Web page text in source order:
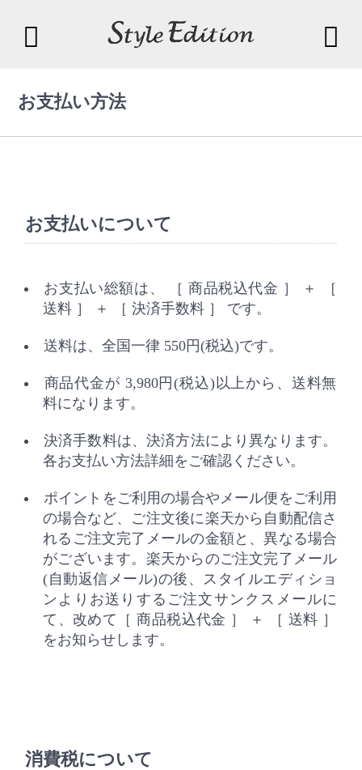
お支払い方法
お支払いについて
お支払い総額は、 ［ 商品税込代金 ］ ＋ ［
送料 ］ ＋ ［ 決済手数料 ］ です。
送料は、全国一律 550円(税込)です。
商品代金が 3,980円(税込)以上から、送料無
料になります。
決済手数料は、決済方法により異なります。
各お支払い方法詳細をご確認ください。
ポイントをご利用の場合やメール便をご利用
の場合など、ご注文後に楽天から自動配信さ
れるご注文完了メールの金額と、異なる場合
がございます。楽天からのご注文完了メール
(自動返信メール)の後、スタイルエディショ
ンよりお送りするご注文サンクスメールに
て、改めて［ 商品税込代金 ］ ＋ ［ 送料 ］
をお知らせします。
消費税について